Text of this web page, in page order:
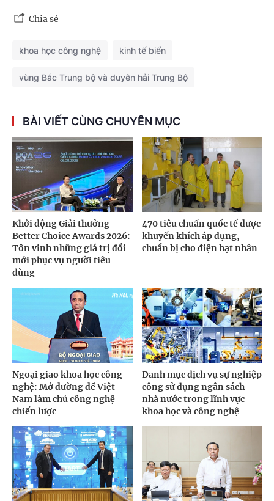
Chia sẻ
khoa học công nghệ kinh tế biển
vùng Bắc Trung bộ và duyên hải Trung Bộ
BÀI VIẾT CÙNG CHUYÊN MỤC
Khởi động Giải thưởng
Better Choice Awards 2026:
Tôn vinh những giá trị đổi
mới phục vụ người tiêu
dùng
470 tiêu chuẩn quốc tế được
khuyến khích áp dụng,
chuẩn bị cho điện hạt nhân
Ngoại giao khoa học công
nghệ: Mở đường để Việt
Nam làm chủ công nghệ
chiến lược
Danh mục dịch vụ sự nghiệp
công sử dụng ngân sách
nhà nước trong lĩnh vực
khoa học và công nghệ